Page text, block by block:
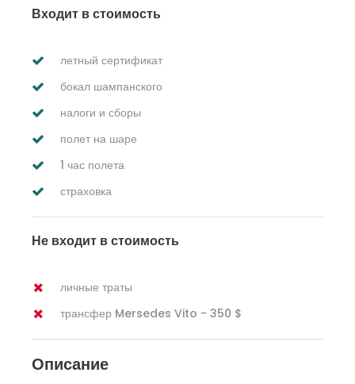
Входит в стоимость
летный сертификат
бокал шампанского
налоги и сборы
полет на шаре
1 час полета
страховка
Не входит в стоимость
личные траты
трансфер Mersedes Vito - 350 $
Описание